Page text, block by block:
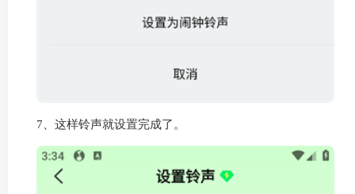
7、这样铃声就设置完成了。